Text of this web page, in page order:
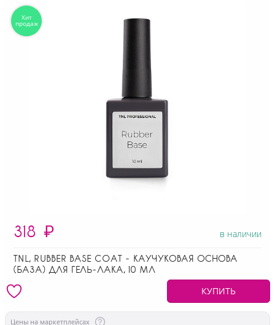
318 ₽ в наличии
TNL, RUBBER BASE COAT - КАУЧУКОВАЯ ОСНОВА
(БАЗА) ДЛЯ ГЕЛЬ-ЛАКА, 10 МЛ
КУПИТЬ
Цены на маркетплейсах